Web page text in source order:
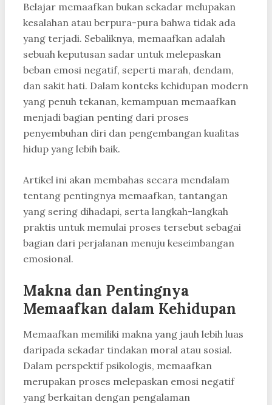
Belajar memaafkan bukan sekadar melupakan
kesalahan atau berpura-pura bahwa tidak ada
yang terjadi. Sebaliknya, memaafkan adalah
sebuah keputusan sadar untuk melepaskan
beban emosi negatif, seperti marah, dendam,
dan sakit hati. Dalam konteks kehidupan modern
yang penuh tekanan, kemampuan memaafkan
menjadi bagian penting dari proses
penyembuhan diri dan pengembangan kualitas
hidup yang lebih baik.
Artikel ini akan membahas secara mendalam
tentang pentingnya memaafkan, tantangan
yang sering dihadapi, serta langkah-langkah
praktis untuk memulai proses tersebut sebagai
bagian dari perjalanan menuju keseimbangan
emosional.
Makna dan Pentingnya
Memaafkan dalam Kehidupan
Memaafkan memiliki makna yang jauh lebih luas
daripada sekadar tindakan moral atau sosial.
Dalam perspektif psikologis, memaafkan
merupakan proses melepaskan emosi negatif
yang berkaitan dengan pengalaman